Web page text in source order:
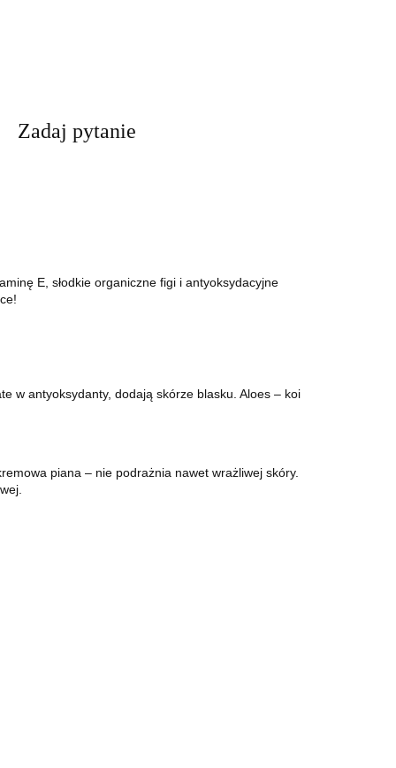
Zadaj pytanie
E, słodkie organiczne figi i antyoksydacyjne
w antyoksydanty, dodają skórze blasku. Aloes – koi
piana – nie podrażnia nawet wrażliwej skóry.